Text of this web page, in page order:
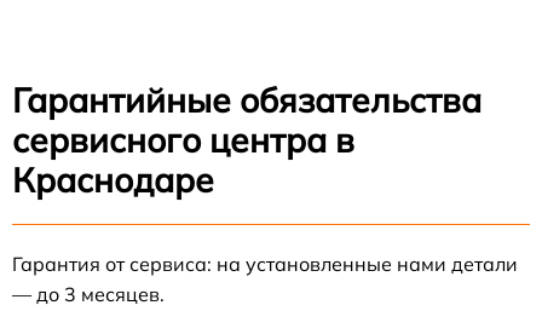
Гарантийные обязательства
сервисного центра в
Краснодаре
Гарантия от сервиса: на установленные нами детали
— до 3 месяцев.